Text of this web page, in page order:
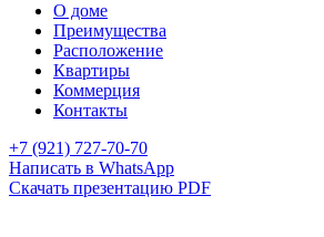
О доме
Преимущества
Расположение
Квартиры
Коммерция
Контакты
+7 (921) 727-70-70
Написать в WhatsApp
Скачать презентацию PDF